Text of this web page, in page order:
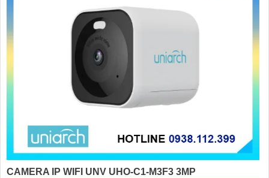
CAMERA IP WIFI UNV UHO-C1-M3F3 3MP